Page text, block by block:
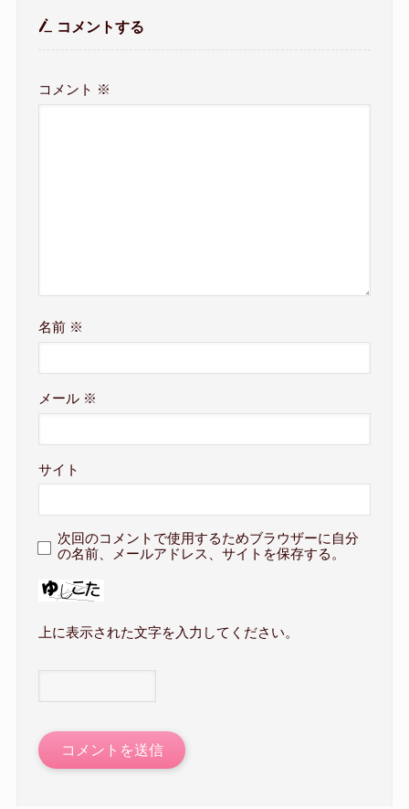
コメントする
コメント ※
名前 ※
メール ※
サイト
次回のコメントで使用するためブラウザーに自分
の名前、メールアドレス、サイトを保存する。
上に表示された文字を入力してください。